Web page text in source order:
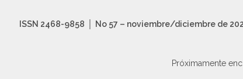
ISSN 2468-9858 No 57 – noviembre/diciembre de
Próximamente